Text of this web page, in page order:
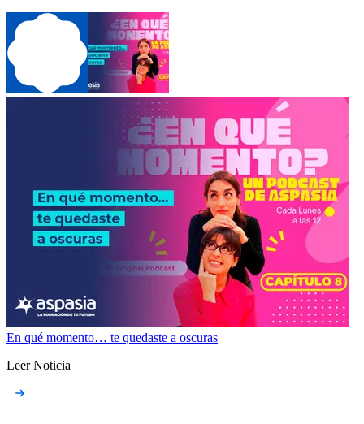
En qué momento… te quedaste a oscuras
Leer Noticia